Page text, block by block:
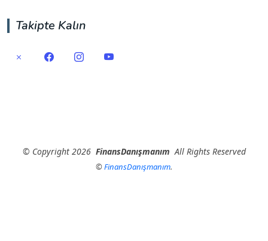
Takipte Kalın
© Copyright2026 FinansDanışmanım All Rights Reserved
©FinansDanışmanım.